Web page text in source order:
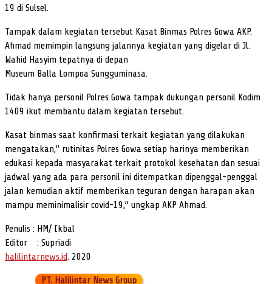
19 di Sulsel.
Tampak dalam kegiatan tersebut Kasat Binmas Polres Gowa AKP.
Ahmad memimpin langsung jalannya kegiatan yang digelar di Jl.
Wahid Hasyim tepatnya di depan
Museum Balla Lompoa Sungguminasa.
Tidak hanya personil Polres Gowa tampak dukungan personil Kodim
1409 ikut membantu dalam kegiatan tersebut.
Kasat binmas saat konfirmasi terkait kegiatan yang dilakukan
mengatakan,” rutinitas Polres Gowa setiap harinya memberikan
edukasi kepada masyarakat terkait protokol kesehatan dan sesuai
jadwal yang ada para personil ini ditempatkan dipenggal-penggal
jalan kemudian aktif memberikan teguran dengan harapan akan
mampu meminimalisir covid-19,” ungkap AKP Ahmad.
Penulis : HM/ Ikbal
Editor : Supriadi
halilintarnews.id. 2020
PT. Halilintar News Group